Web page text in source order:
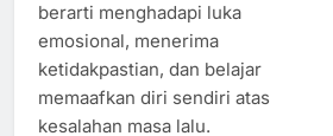
berarti menghadapi luka
emosional, menerima
ketidakpastian, dan belajar
memaafkan diri sendiri atas
kesalahan masa lalu.